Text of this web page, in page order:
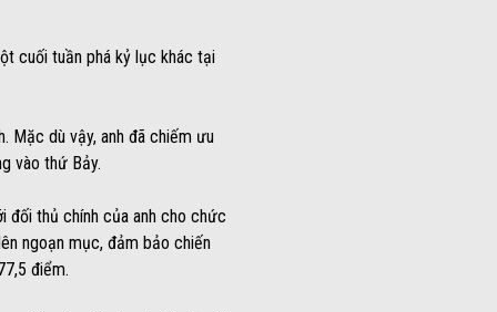
cuối tuần phá kỷ lục khác tại
Mặc dù vậy, anh đã chiếm ưu
vào thứ Bảy.
thủ chính của anh cho chức
ngoạn mục, đảm bảo chiến
điểm.